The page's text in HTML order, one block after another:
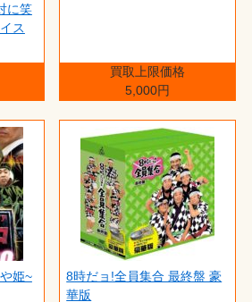
に笑
ス
買取上限価格
5,000円
姫~
8時だョ!全員集合 最終盤 豪
華版